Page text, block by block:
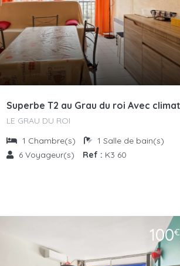
LE GRAU DU ROI
1 Chambre(s) 1 Salle de bain(s)
6 Voyageur(s) Ref : K3 60
100€